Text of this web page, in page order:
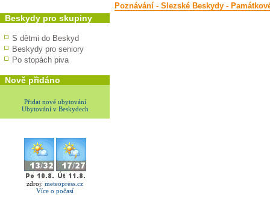
Beskydy pro skupiny
S dětmi do Beskyd
Beskydy pro seniory
Po stopách piva
Nově přidáno
Přidat nové ubytování
Ubytování v Beskydech
zdroj: meteopress.cz
Více o počasí
Poznávání - Slezské Beskydy -